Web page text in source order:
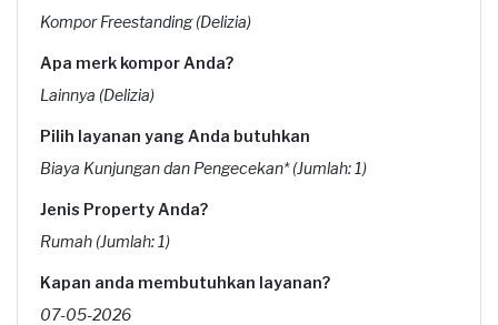
Kompor Freestanding (Delizia)
Apa merk kompor Anda?
Lainnya (Delizia)
Pilih layanan yang Anda butuhkan
Biaya Kunjungan dan Pengecekan* (Jumlah: 1)
Jenis Property Anda?
Rumah (Jumlah: 1)
Kapan anda membutuhkan layanan?
07-05-2026